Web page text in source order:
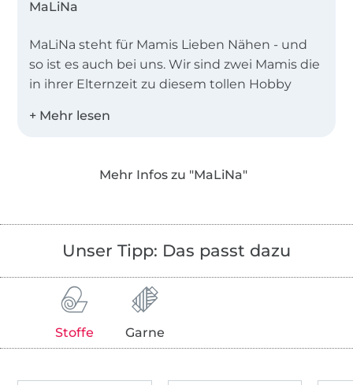
MaLiNa
MaLiNa steht für Mamis Lieben Nähen - und
so ist es auch bei uns. Wir sind zwei Mamis die
in ihrer Elternzeit zu diesem tollen Hobby
werden und eigene Schnittmuster zu
entsprechen.
Mehr Infos zu "MaLiNa"
Unser Tipp: Das passt dazu
Stoffe Garne